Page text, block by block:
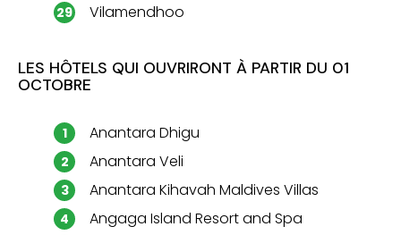
Vilamendhoo
LES HÔTELS QUI OUVRIRONT À PARTIR DU 01
OCTOBRE
Anantara Dhigu
Anantara Veli
Anantara Kihavah Maldives Villas
Angaga Island Resort and Spa